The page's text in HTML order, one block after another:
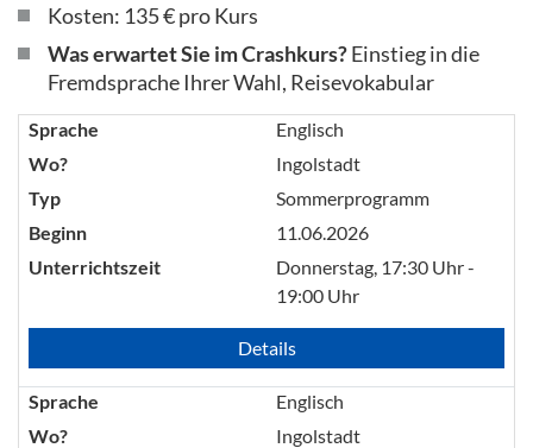
Kosten: 135 € pro Kurs
Was erwartet Sie im Crashkurs?Einstieg in die
Fremdsprache Ihrer Wahl, Reisevokabular
Sprache
Englisch
Wo?
Ingolstadt
Typ
Sommerprogramm
Beginn
11.06.2026
Unterrichtszeit
Donnerstag, 17:30 Uhr -
19:00 Uhr
Details
Sprache
Englisch
Wo?
Ingolstadt